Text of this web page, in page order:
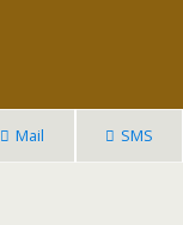
Mail SMS